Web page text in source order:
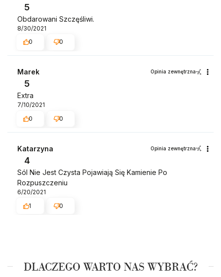
5
Obdarowani Szczęśliwi.
8/30/2021
0
0
Marek Opinia zewnętrzna
5
Extra
7/10/2021
0
0
Katarzyna Opinia zewnętrzna
4
Sól Nie Jest Czysta Pojawiają Się Kamienie Po
Rozpuszczeniu
6/20/2021
1
0
DLACZEGO WARTO NAS WYBRAĆ?